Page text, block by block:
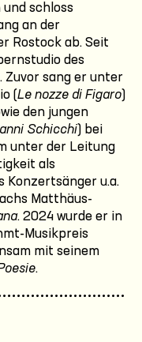
schloss
an der
Rostock ab. Seit
des
Zuvor sang er unter
(Le nozze di Figaro)
den jungen
Schicchi) bei
unter der Leitung
als
u.a.
Matthäus-
. 2024 wurde er in
Musikpreis
mit seinem
.